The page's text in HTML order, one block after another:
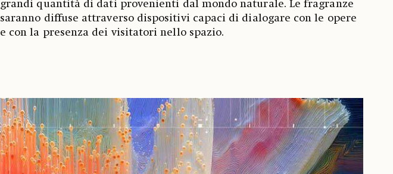
grandi quantità di dati provenienti dal mondo naturale. Le fragranze
saranno diffuse attraverso dispositivi capaci di dialogare con le opere
e con la presenza dei visitatori nello spazio.